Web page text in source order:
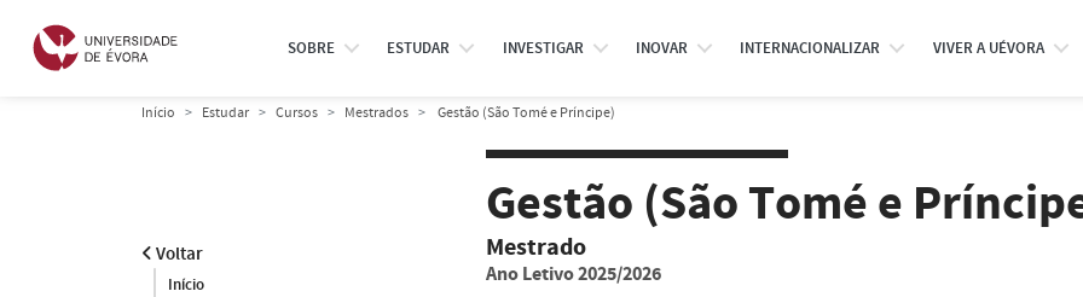
SOBRE ESTUDAR INVESTIGAR INOVAR INTERNACIONALIZAR VIVER A UÉVORA
Início Estudar Cursos Mestrados Gestão (São Tomé e Príncipe)
Voltar
Início
Gestão (São Tomé e
Mestrado
Ano Letivo 2025/2026